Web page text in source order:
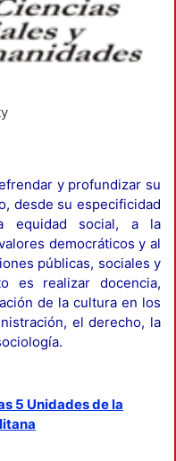
y profundizar su
desde su especificidad
equidad social, a la
democráticos y al
públicas, sociales y
es realizar docencia,
de la cultura en los
el derecho, la
5 Unidades de la